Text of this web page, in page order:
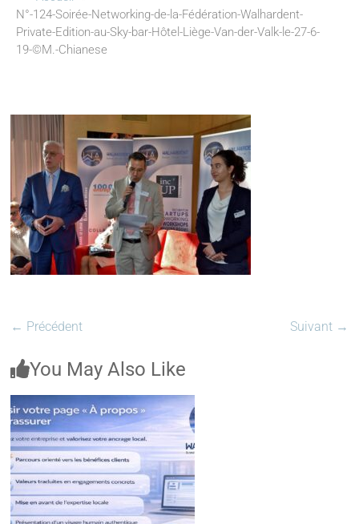
N°-124-Soirée-Networking-de-la-Fédération-Walhardent-
Private-Edition-au-Sky-bar-Hôtel-Liège-Van-der-Valk-le-27-6-
19-©M.-Chianese
← Précédent Suivant →
You May Also Like